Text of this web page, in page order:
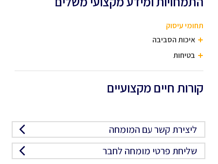
תחומי עיסוק
איכות הסביבה
בטיחות
קורות חיים מקצועיים
ליצירת קשר עם המומחה
שליחת פרטי מומחה לחבר